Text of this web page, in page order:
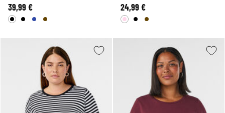
39,99 € 24,99 €